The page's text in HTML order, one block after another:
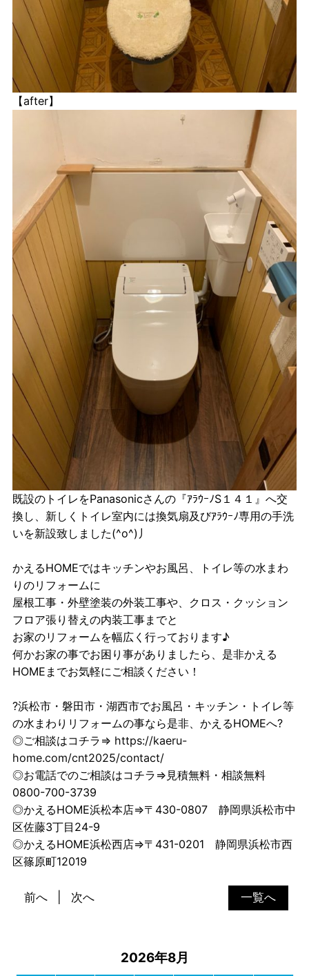
【after】
既設のトイレをPanasonicさんの『ｱﾗｳｰﾉS１４１』へ交
換し、新しくトイレ室内には換気扇及びｱﾗｳｰﾉ専用の手洗
いを新設致しました(^o^)丿
かえるHOMEではキッチンやお風呂、トイレ等の水まわ
りのリフォームに
屋根工事・外壁塗装の外装工事や、クロス・クッション
フロア張り替えの内装工事までと
お家のリフォームを幅広く行っております♪
何かお家の事でお困り事がありましたら、是非かえる
HOMEまでお気軽にご相談ください！
?浜松市・磐田市・湖西市でお風呂・キッチン・トイレ等
の水まわりリフォームの事なら是非、かえるHOMEへ?
◎ご相談はコチラ⇒ https://kaeru-
home.com/cnt2025/contact/
◎お電話でのご相談はコチラ⇒見積無料・相談無料
0800-700-3739
◎かえるHOME浜松本店⇒〒430-0807 静岡県浜松市中
区佐藤3丁目24-9
◎かえるHOME浜松西店⇒〒431-0201 静岡県浜松市西
区篠原町12019
一覧へ
前へ 次へ
2026年8月